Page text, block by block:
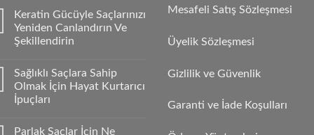
Keratin Gücüyle Saçlarınızı
Yeniden Canlandırın Ve
Şekillendirin
Sağlıklı Saçlara Sahip
Olmak İçin Hayat Kurtarıcı
İpuçları
Parlak Saçlar İçin Ne
Mesafeli Satış Sözleşmesi
Üyelik Sözleşmesi
Gizlilik ve Güvenlik
Garanti ve İade Koşulları